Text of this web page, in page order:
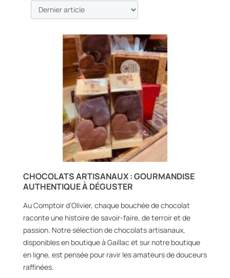
CHOCOLATS ARTISANAUX : GOURMANDISE
AUTHENTIQUE À DÉGUSTER
Au Comptoir d’Olivier, chaque bouchée de chocolat
raconte une histoire de savoir-faire, de terroir et de
passion. Notre sélection de chocolats artisanaux,
disponibles en boutique à Gaillac et sur notre boutique
en ligne, est pensée pour ravir les amateurs de douceurs
raffinées.